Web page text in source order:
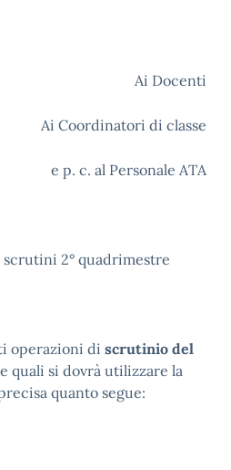
Ai Docenti
Ai Coordinatori di classe
e p. c. al Personale ATA
scrutini 2° quadrimestre
operazioni di scrutinio del
quali si dovrà utilizzare la
quanto segue: